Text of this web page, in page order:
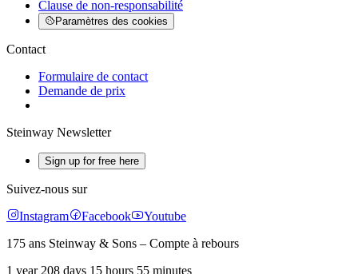
Clause de non-responsabilité
Paramètres des cookies
Contact
Formulaire de contact
Demande de prix
Steinway Newsletter
Sign up for free here
Suivez-nous sur
Instagram
Facebook
Youtube
175 ans Steinway & Sons – Compte à rebours
1 year 208 days 15 hours 55 minutes